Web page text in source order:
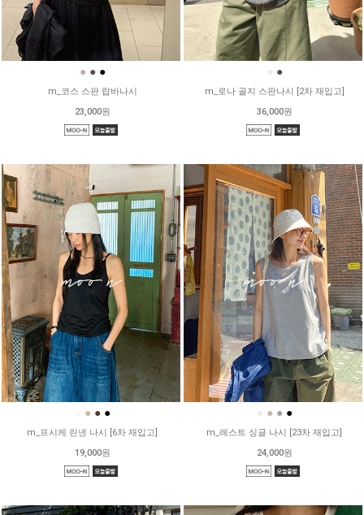
● ● ●
m_코스 스판 랍바나시
23,000원
● ●
m_로나 골지 스판나시 [2차 재입고]
36,000원
● ● ●
m_프시케 린넨 나시 [6차 재입고]
19,000원
● ● ● ●
m_레스트 싱글 나시 [23차 재입고]
24,000원